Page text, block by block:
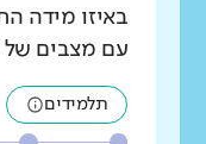
באיזו מידה
עם מצבים של
תלמידים